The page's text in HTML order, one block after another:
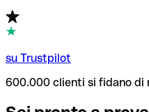
su Trustpilot
600.000 clienti si fidano di